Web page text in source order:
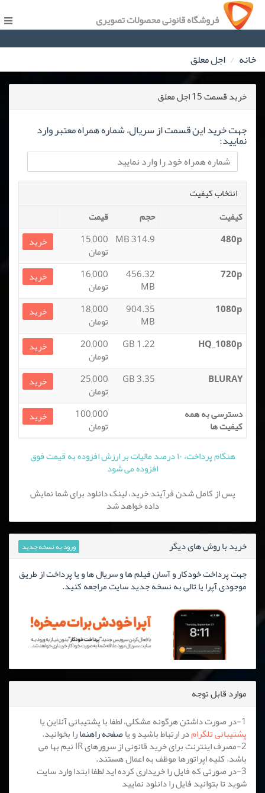
فروشگاه قانونی محصولات تصویری
خانه اجل معلق
خرید قسمت 15 اجل معلق
جهت خرید این قسمت از سریال، شماره همراه معتبر وارد
نمایید:
انتخاب کیفیت
کیفیت
حجم
قیمت
480p
314.9 MB
15,000
تومان
خرید
720p
456.32
MB
16,000
تومان
خرید
1080p
904.35
MB
18,000
تومان
خرید
HQ_1080p
1.22 GB
20,000
تومان
خرید
BLURAY
3.35 GB
25,000
تومان
خرید
دسترسی به همه
کیفیت ها
100,000
تومان
خرید
هنگام پرداخت، ۱۰ درصد مالیات بر ارزش افزوده به قیمت فوق
افزوده می شود
پس از کامل شدن فرآیند خرید، لینک دانلود برای شما نمایش
داده خواهد شد
خرید با روش های دیگر ورود به نسخه جدید
جهت پرداخت خودکار و آسان فیلم ها و سریال ها و یا پرداخت از طریق
موجودی آپرا یا تالی به نسخه جدید سایت مراجعه کنید.
موارد قابل توجه
1-در صورت داشتن هرگونه مشکلی، لطفا با پشتیبانی آنلاین یا
پشتیبانی تلگرامدر ارتباط باشید و یاصفحه راهنمارا بخوانید.
2-مصرف اینترنت برای خرید قانونی از سرورهای IR نیم بها می
باشد. کلیه اپراتورها موظف به اعمال هستند.
3-در صورتی که فایل را خریداری کرده اید لطفا ابتدا وارد سایت
شوید تا بتوانید فایل را دانلود نمایید